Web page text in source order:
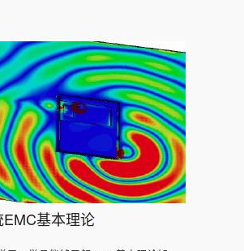
基本理论